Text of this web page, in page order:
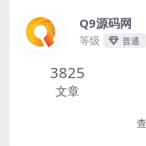
Q9源码网
等级 普通
3825
文章